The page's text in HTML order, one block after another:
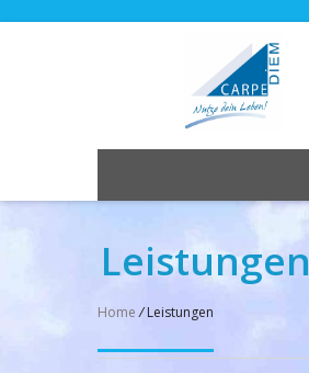
Leistungen
Home /Leistungen